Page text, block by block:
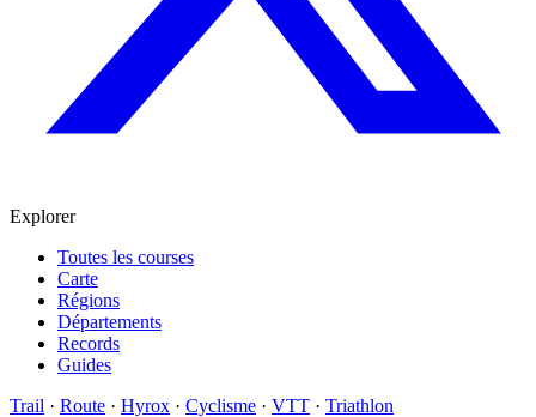
Explorer
Toutes les courses
Carte
Régions
Départements
Records
Guides
Trail · Route · Hyrox · Cyclisme · VTT · Triathlon